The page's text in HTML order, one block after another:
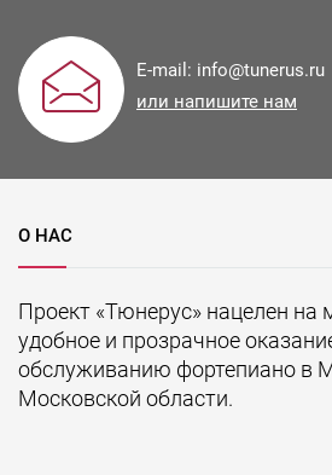
E-mail: info@tunerus.ru
или напишите нам
О НАС
Проект «Тюнерус» нацелен на
удобное и прозрачное
обслуживанию фортепиано в
Московской области.